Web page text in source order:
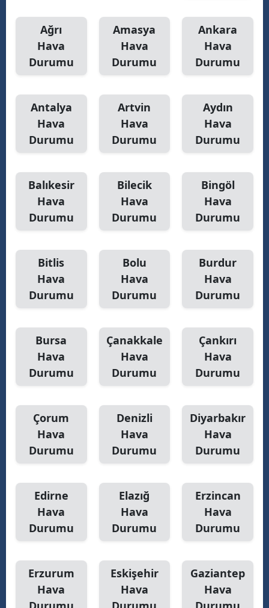
Ağrı
Hava
Durumu
Amasya
Hava
Durumu
Ankara
Hava
Durumu
Antalya
Hava
Durumu
Artvin
Hava
Durumu
Aydın
Hava
Durumu
Balıkesir
Hava
Durumu
Bilecik
Hava
Durumu
Bingöl
Hava
Durumu
Bitlis
Hava
Durumu
Bolu
Hava
Durumu
Burdur
Hava
Durumu
Bursa
Hava
Durumu
Çanakkale
Hava
Durumu
Çankırı
Hava
Durumu
Çorum
Hava
Durumu
Denizli
Hava
Durumu
Diyarbakır
Hava
Durumu
Edirne
Hava
Durumu
Elazığ
Hava
Durumu
Erzincan
Hava
Durumu
Erzurum
Hava
Eskişehir
Hava
Gaziantep
Hava